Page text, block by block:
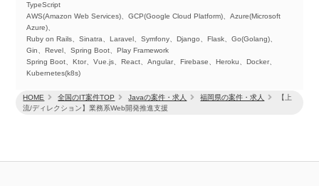
HOME 全国のIT案件TOP Javaの案件・求人 福岡県の案件・求人
【上
流/ディレクション】業務系Web開発推進支援
TypeScript
AWS(Amazon Web Services)、GCP(Google Cloud Platform)、Azure(Microsoft
Azure)、
Ruby on Rails、Sinatra、Laravel、Symfony、Django、Flask、Go(Golang)、
Gin、Revel、Spring Boot、Play Framework
Spring Boot、Ktor、Vue.js、React、Angular、Firebase、Heroku、Docker、
Kubernetes(k8s)